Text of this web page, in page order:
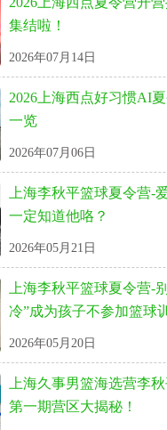
集结啦！
2026年07月14日
2026上海西点好习惯AI
一览
2026年07月06日
上海李秋平篮球夏令营-
一定知道他咯？
2026年05月21日
上海李秋平篮球夏令营-
冷”成为孩子不参加篮球
2026年05月20日
上海久事男篮海选营李
第一期营区大揭秘！